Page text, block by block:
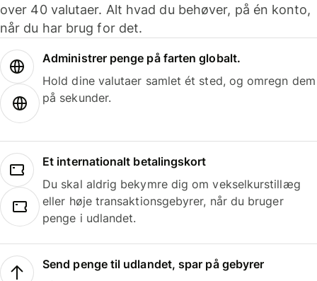
over 40 valutaer. Alt hvad du behøver, på én konto,
når du har brug for det.
Administrer penge på farten globalt.
Hold dine valutaer samlet ét sted, og omregn dem
på sekunder.
Et internationalt betalingskort
Du skal aldrig bekymre dig om vekselkurstillæg
eller høje transaktionsgebyrer, når du bruger
penge i udlandet.
Send penge til udlandet, spar på gebyrer